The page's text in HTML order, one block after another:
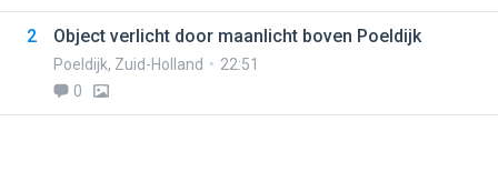
2 Object verlicht door maanlicht boven Poeldijk
Poeldijk, Zuid-Holland
22:51
0